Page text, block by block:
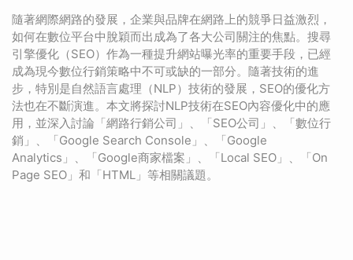
隨著網際網路的發展，企業與品牌在網路上的競爭日益激烈，
如何在數位平台中脫穎而出成為了各大公司關注的焦點。搜尋
引擎優化（SEO）作為一種提升網站曝光率的重要手段，已經
成為現今數位行銷策略中不可或缺的一部分。隨著技術的進
步，特別是自然語言處理（NLP）技術的發展，SEO的優化方
法也在不斷演進。本文將探討NLP技術在SEO內容優化中的應
用，並深入討論「網路行銷公司」、「SEO公司」、「數位行
銷」、「Google Search Console」、「Google
Analytics」、「Google商家檔案」、「Local SEO」、「On
Page SEO」和「HTML」等相關議題。